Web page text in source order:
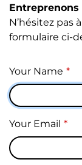
N’hésitez pas
formulaire ci-
Your Name
Your Email